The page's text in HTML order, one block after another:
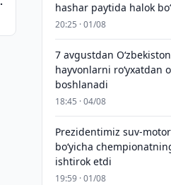
hashar paytida halok
20:25 · 01/08
7 avgustdan
hayvonlarni ro‘yxatdan
boshlanadi
18:45 · 04/08
Prezidentimiz suv-
bo‘yicha
ishtirok etdi
19:59 · 01/08